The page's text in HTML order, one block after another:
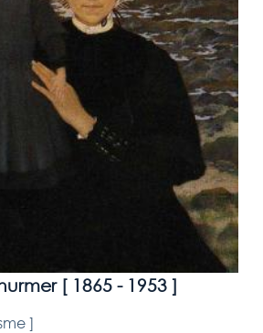
[ 1865 - 1953]
]